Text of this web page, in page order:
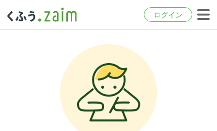
ログイン